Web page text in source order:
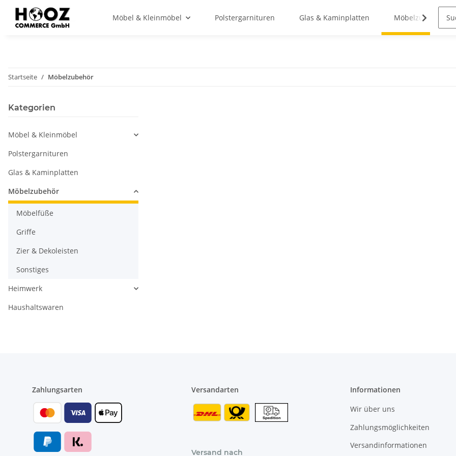
Möbel & Kleinmöbel Polstergarnituren Glas & Kaminplatten Möbelzubehör
Startseite Möbelzubehör
Kategorien
Möbel & Kleinmöbel
Polstergarnituren
Glas & Kaminplatten
Möbelzubehör
Möbelfüße
Griffe
Zier & Dekoleisten
Sonstiges
Heimwerk
Haushaltswaren
Zahlungsarten Versandarten
Versand nach
Informationen
Wir über uns
Zahlungsmöglichkeiten
Versandinformationen